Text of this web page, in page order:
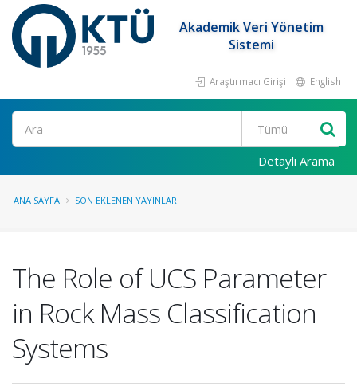
Akademik Veri Yönetim
Sistemi
Araştırmacı Girişi English
Ara
Detaylı Arama
ANA SAYFA SON EKLENEN YAYINLAR
The Role of UCS Parameter
in Rock Mass Classification
Systems